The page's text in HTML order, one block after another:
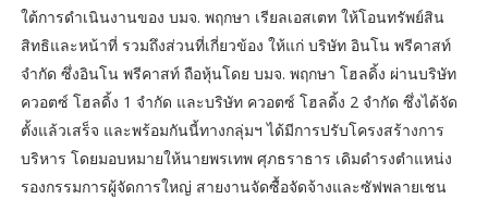
ใต้การดำเนินงานของ บมจ. พฤกษา เรียลเอสเตท ให้โอนทรัพย์สิน
สิทธิและหน้าที่ รวมถึงส่วนที่เกี่ยวข้อง ให้แก่ บริษัท อินโน พรีคาสท์
จำกัด ซึ่งอินโน พรีคาสท์ ถือหุ้นโดย บมจ. พฤกษา โฮลดิ้ง ผ่านบริษัท
ควอตซ์ โฮลดิ้ง 1 จำกัด และบริษัท ควอตซ์ โฮลดิ้ง 2 จำกัด ซึ่งได้จัด
ตั้งแล้วเสร็จ และพร้อมกันนี้ทางกลุ่มฯ ได้มีการปรับโครงสร้างการ
บริหาร โดยมอบหมายให้นายพรเทพ ศุภธราธาร เดิมดำรงตำแหน่ง
รองกรรมการผู้จัดการใหญ่ สายงานจัดซื้อจัดจ้างและซัฟพลายเชน